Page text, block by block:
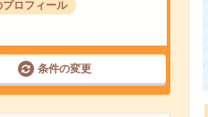
ロフィール
条件の変更